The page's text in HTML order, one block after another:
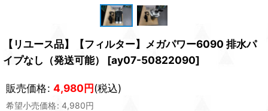
【リユース品】【フィルター】メガパワー6090 排水パ
イプなし（発送可能）
[ay07-50822090]
販売価格: 4,980円(税込)
希望小売価格: 4,980円